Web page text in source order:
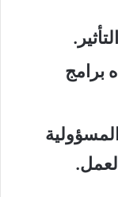
برامج